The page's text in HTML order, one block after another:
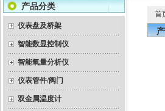
产品分类
仪表盘及桥架
智能数显控制仪
智能氧量分析仪
仪表管件/阀门
双金属温度计
首